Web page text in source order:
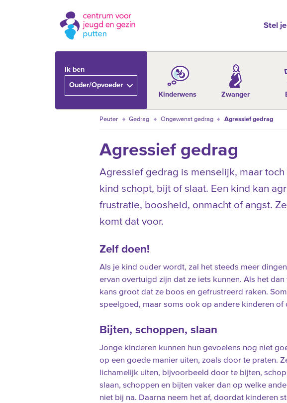
Stel
Ik ben
Ouder/Opvoeder
Kinderwens
Zwanger
Peuter Gedrag Ongewenst gedrag Agressief gedrag
Agressief gedrag
Agressief gedrag is menselijk, maar
kind schopt, bijt of slaat. Een kind kan
frustratie, boosheid, onmacht of angst.
komt dat voor.
Zelf doen!
Als je kind ouder wordt, zal het steeds meer
ervan overtuigd zijn dat ze iets kunnen. Als het
kans groot dat ze boos en gefrustreerd raken.
speelgoed, maar soms ook op andere kinderen of
Bijten, schoppen, slaan
Jonge kinderen kunnen hun gevoelens nog niet
op een goede manier uiten, zoals door te praten.
lichamelijk uiten, bijvoorbeeld door te bijten,
slaan, schoppen en bijten vaker dan op welke
niet bij na. Daarna neem het af, doordat kinderen